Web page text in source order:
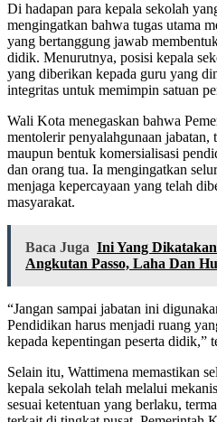
Di hadapan para kepala sekolah
mengingatkan bahwa tugas utama
yang bertanggung jawab
didik. Menurutnya, posisi kepala
yang diberikan kepada guru yang
integritas untuk memimpin satuan
Wali Kota menegaskan bahwa
mentolerir penyalahgunaan
maupun bentuk komersialisasi
dan orang tua. Ia mengingatkan
menjaga kepercayaan yang telah
masyarakat.
Baca Juga Ini Yang
Angkutan Passo, Laha Dan
“Jangan sampai jabatan ini
Pendidikan harus menjadi ruang
kepada kepentingan peserta didik,”
Selain itu, Wattimena memastikan
kepala sekolah telah melalui
sesuai ketentuan yang berlaku,